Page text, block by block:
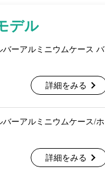
デル
バーアルミニウムケース バ
詳細をみる
バーアルミニウムケース/ホ
詳細をみる